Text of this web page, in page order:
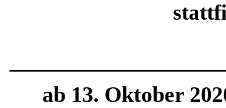
ab 13. Oktober